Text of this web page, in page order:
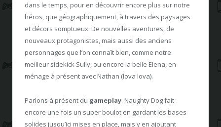
dans le temps, pour en découvrir encore plus sur notre
héros, que géographiquement, à travers des paysages
et décors somptueux. De nouvelles aventures, de
nouveaux protagonistes, mais aussi des anciens
personnages que l’on connaît bien, comme notre
meilleur sidekick Sully, ou encore la belle Elena, en
ménage à présent avec Nathan (lova lova).
Parlons à présent du gameplay. Naughty Dog fait
encore une fois un super boulot en gardant les bases
solides jusqu’ici mises en place, mais y en ajoutant